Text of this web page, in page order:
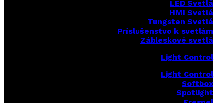
LED Svetlá
HMI Svetlá
Tungsten Svetlá
Príslušenstvo k svetlám
Zábleskové svetlá
Light Control
Light Control
Softbox
Spotlight